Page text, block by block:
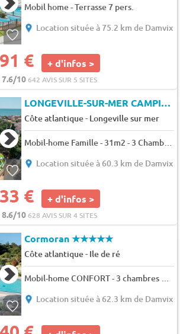
Mobil home - Terrasse 7 pers.
Location située à 75.2 km de Damvix
€ + d'infos >
7.6/10642 AVIS SUR 5 SITES
LONGEVILLE-SUR-MER CAMPING LE PETIT ROCHER
Côte atlantique- Longeville sur mer
Mobil-home Famille - 31m2 - 3 Chambres 6 pers.
Location située à 60.3 km de Damvix
€ + d'infos >
8.6/10628 AVIS SUR 4 SITES
Cormoran★★★★★
Côte atlantique- Ile de ré
Mobil-home CONFORT - 3 chambres 6 pers.
Location située à 62.3 km de Damvix